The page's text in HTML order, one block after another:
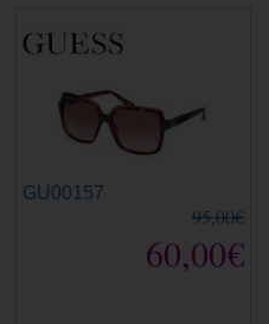
GU00157
95,00€
60,00€